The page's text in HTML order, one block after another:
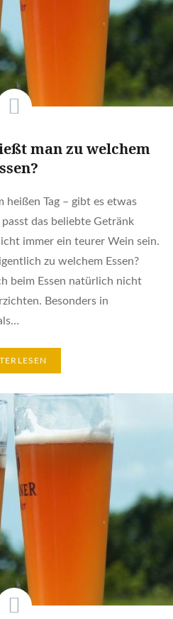
man zu welchem
heißen Tag – gibt es etwas
passt das beliebte Getränk
immer ein teurer Wein sein.
zu welchem Essen?
beim Essen natürlich nicht
Besonders in